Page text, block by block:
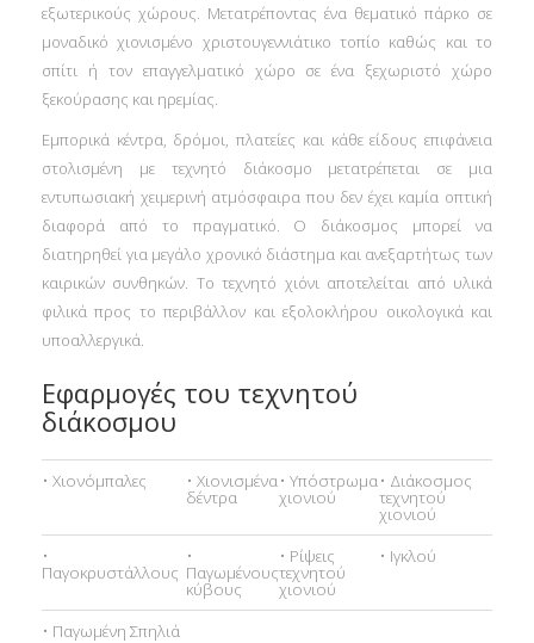
εξωτερικούς χώρους. Μετατρέποντας ένα θεματικό πάρκο σε
μοναδικό χιονισμένο χριστουγεννιάτικο τοπίο καθώς και το
σπίτι ή τον επαγγελματικό χώρο σε ένα ξεχωριστό χώρο
ξεκούρασης και ηρεμίας.
Εμπορικά κέντρα, δρόμοι, πλατείες και κάθε είδους επιφάνεια
στολισμένη με τεχνητό διάκοσμο μετατρέπεται σε μια
εντυπωσιακή χειμερινή ατμόσφαιρα που δεν έχει καμία οπτική
διαφορά από το πραγματικό. Ο διάκοσμος μπορεί να
διατηρηθεί για μεγάλο χρονικό διάστημα και ανεξαρτήτως των
καιρικών συνθηκών. Το τεχνητό χιόνι αποτελείται από υλικά
φιλικά προς το περιβάλλον και εξολοκλήρου οικολογικά και
υποαλλεργικά.
Εφαρμογές του τεχνητού
διάκοσμου
• Χιονόμπαλες • Χιονισμένα
δέντρα
• Υπόστρωμα
χιονιού
• Διάκοσμος
τεχνητού
χιονιού
•
Παγοκρυστάλλους
•
Παγωμένους
κύβους
• Ρίψεις
τεχνητού
χιονιού
• Ιγκλού
• Παγωμένη Σπηλιά